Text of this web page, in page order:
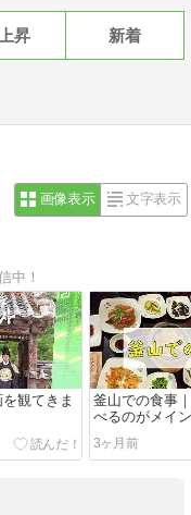
昇 新着
画像表示 文字表示
中！
観てきま
釜山での食事
べるのがメイ
3ヶ月前